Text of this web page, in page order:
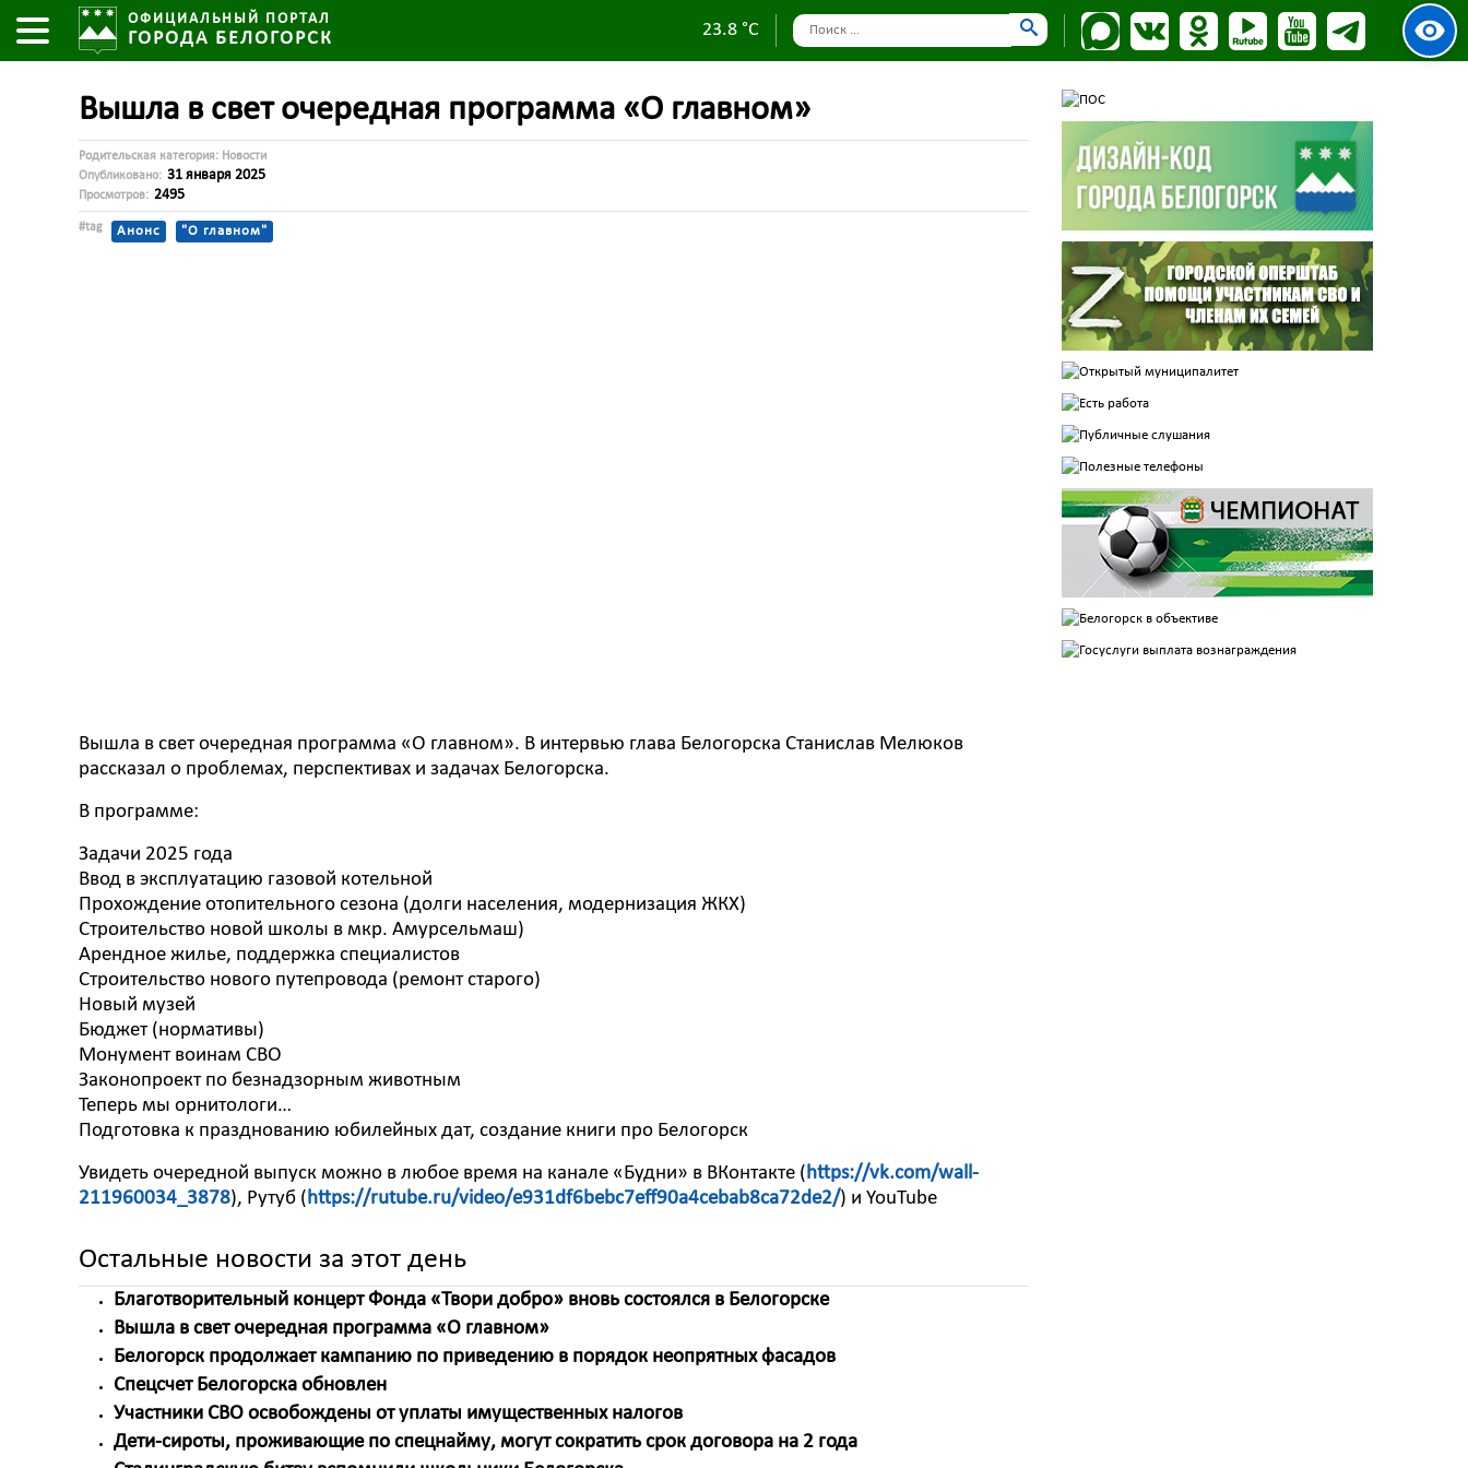
ОФИЦИАЛЬНЫЙ ПОРТАЛ
ГОРОДА БЕЛОГОРСК 23.8 °C
Вышла в свет очередная программа «О главном»
Родительская категория: Новости
Опубликовано: 31 января 2025
Просмотров: 2495
#tag Анонс "О главном"
Вышла в свет очередная программа «О главном». В интервью глава Белогорска Станислав Мелюков
рассказал о проблемах, перспективах и задачах Белогорска.
В программе:
Задачи 2025 года
Ввод в эксплуатацию газовой котельной
Прохождение отопительного сезона (долги населения, модернизация ЖКХ)
Строительство новой школы в мкр. Амурсельмаш)
Арендное жилье, поддержка специалистов
Строительство нового путепровода (ремонт старого)
Новый музей
Бюджет (нормативы)
Монумент воинам СВО
Законопроект по безнадзорным животным
Теперь мы орнитологи…
Подготовка к празднованию юбилейных дат, создание книги про Белогорск
Увидеть очередной выпуск можно в любое время на канале «Будни» в ВКонтакте (https://vk.com/wall-
211960034_3878), Рутуб (https://rutube.ru/video/e931df6bebc7eff90a4cebab8ca72de2/) и YouTube
Остальные новости за этот день
Благотворительный концерт Фонда «Твори добро» вновь состоялся в Белогорске
Вышла в свет очередная программа «О главном»
Белогорск продолжает кампанию по приведению в порядок неопрятных фасадов
Спецсчет Белогорска обновлен
Участники СВО освобождены от уплаты имущественных налогов
Дети-сироты, проживающие по спецнайму, могут сократить срок договора на 2 года